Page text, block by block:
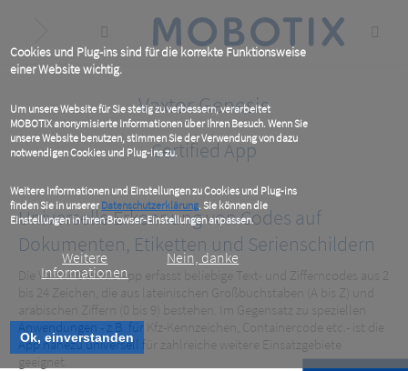
Cookies und Plug-ins sind für die korrekte Funktionsweise
einer Website wichtig.
Um unsere Website für Sie stetig zu verbessern, verarbeitet
MOBOTIX anonymisierte Informationen über Ihren Besuch. Wenn Sie
unsere Website benutzen, stimmen Sie der Verwendung von dazu
notwendigen Cookies und Plug-ins zu.
Weitere Informationen und Einstellungen zu Cookies und Plug-ins
finden Sie in unsererDatenschutzerklärung. Sie können die
Einstellungen in Ihren Browser-Einstellungen anpassen.
Weitere
Informationen
Nein, danke
Ok, einverstanden
content
Vaxtor Genesis
Certified App
Universelle Erkennung von Codes auf
Dokumenten, Etiketten und Serienschildern
Die Vaxtor Genesis App erfasst beliebige Text- und Zifferncodes aus 2
bis 24 Zeichen, die aus lateinischen Großbuchstaben (A bis Z) und
arabischen Ziffern (0 bis 9) bestehen. Im Gegensatz zu speziellen
Anwendungen - z.B. für Kfz-Kennzeichen, Containercode etc.- ist die
App nahezu universell für zahlreiche weitere Einsatzgebiete
geeignet.